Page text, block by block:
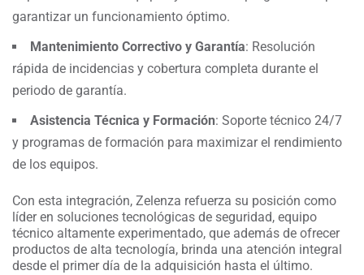
garantizar un funcionamiento óptimo.
Mantenimiento Correctivo y Garantía: Resolución
rápida de incidencias y cobertura completa durante el
periodo de garantía.
Asistencia Técnica y Formación: Soporte técnico 24/7
y programas de formación para maximizar el rendimiento
de los equipos.
Con esta integración, Zelenza refuerza su posición como
líder en soluciones tecnológicas de seguridad, equipo
técnico altamente experimentado, que además de ofrecer
productos de alta tecnología, brinda una atención integral
desde el primer día de la adquisición hasta el último.